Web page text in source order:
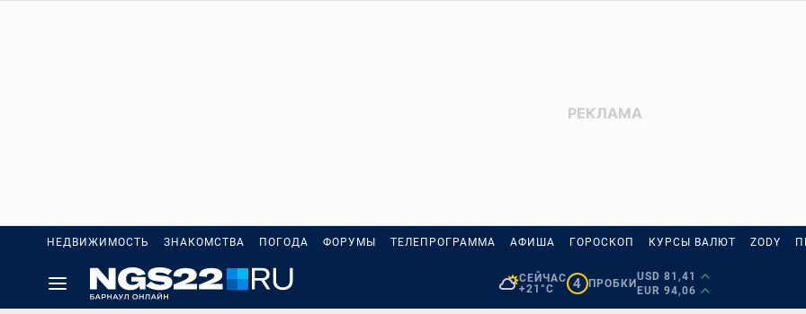
НЕДВИЖИМОСТЬ ЗНАКОМСТВА ПОГОДА ФОРУМЫ ТЕЛЕПРОГРАММА АФИША ГОРОСКОП КУРСЫ ВАЛЮТ ZODY
СЕЙЧАС
+21°C
4 ПРОБКИ
USD 81,41
EUR 94,06